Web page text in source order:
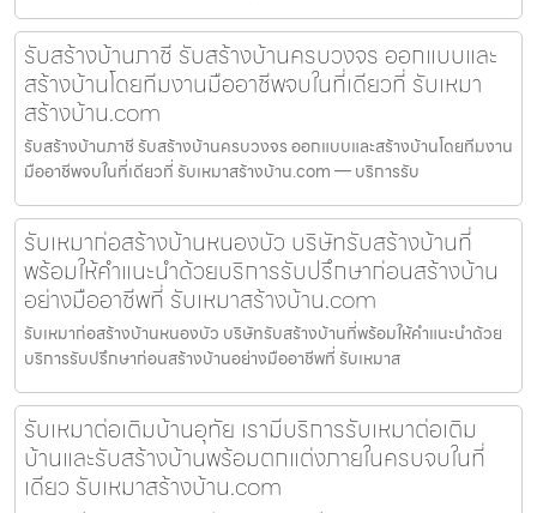
รับสร้างบ้านภาชี รับสร้างบ้านครบวงจร ออกแบบและ
สร้างบ้านโดยทีมงานมืออาชีพจบในที่เดียวที่ รับเหมา
สร้างบ้าน.com
รับสร้างบ้านภาชี รับสร้างบ้านครบวงจร ออกแบบและสร้างบ้านโดยทีมงาน
มืออาชีพจบในที่เดียวที่ รับเหมาสร้างบ้าน.com — บริการรับ
รับเหมาก่อสร้างบ้านหนองบัว บริษัทรับสร้างบ้านที่
พร้อมให้คำแนะนำด้วยบริการรับปรึกษาก่อนสร้างบ้าน
อย่างมืออาชีพที่ รับเหมาสร้างบ้าน.com
รับเหมาก่อสร้างบ้านหนองบัว บริษัทรับสร้างบ้านที่พร้อมให้คำแนะนำด้วย
บริการรับปรึกษาก่อนสร้างบ้านอย่างมืออาชีพที่ รับเหมาส
รับเหมาต่อเติมบ้านอุทัย เรามีบริการรับเหมาต่อเติม
บ้านและรับสร้างบ้านพร้อมตกแต่งภายในครบจบในที่
เดียว รับเหมาสร้างบ้าน.com